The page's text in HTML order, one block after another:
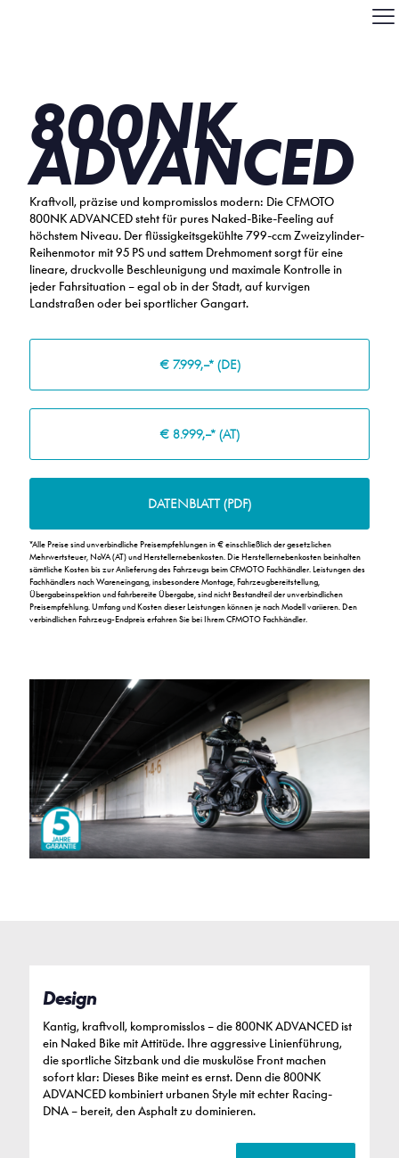
800NK
ADVANCED
Kraftvoll, präzise und kompromisslos modern: Die CFMOTO
800NK ADVANCED steht für pures Naked-Bike-Feeling auf
höchstem Niveau. Der flüssigkeitsgekühlte 799-ccm Zweizylinder-
Reihenmotor mit 95 PS und sattem Drehmoment sorgt für eine
lineare, druckvolle Beschleunigung und maximale Kontrolle in
jeder Fahrsituation – egal ob in der Stadt, auf kurvigen
Landstraßen oder bei sportlicher Gangart.
€ 7.999,–* (DE)
€ 8.999,–* (AT)
DATENBLATT (PDF)
*Alle Preise sind unverbindliche Preisempfehlungen in € einschließlich der gesetzlichen
Mehrwertsteuer, NoVA (AT) und Herstellernebenkosten. Die Herstellernebenkosten beinhalten
sämtliche Kosten bis zur Anlieferung des Fahrzeugs beim CFMOTO Fachhändler. Leistungen des
Fachhändlers nach Wareneingang, insbesondere Montage, Fahrzeugbereitstellung,
Übergabeinspektion und fahrbereite Übergabe, sind nicht Bestandteil der unverbindlichen
Preisempfehlung. Umfang und Kosten dieser Leistungen können je nach Modell variieren. Den
verbindlichen Fahrzeug-Endpreis erfahren Sie bei Ihrem CFMOTO Fachhändler.
Design
Kantig, kraftvoll, kompromisslos – die 800NK ADVANCED ist
ein Naked Bike mit Attitüde. Ihre aggressive Linienführung,
die sportliche Sitzbank und die muskulöse Front machen
sofort klar: Dieses Bike meint es ernst. Denn die 800NK
ADVANCED kombiniert urbanen Style mit echter Racing-
DNA – bereit, den Asphalt zu dominieren.